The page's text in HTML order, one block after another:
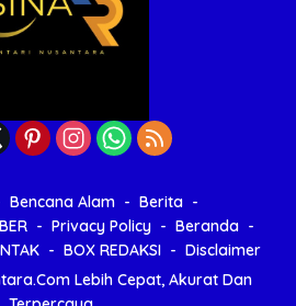
Bencana Alam
Berita
Privacy Policy
Beranda
BOX REDAKSI
Disclaimer
Lebih Cepat, Akurat Dan